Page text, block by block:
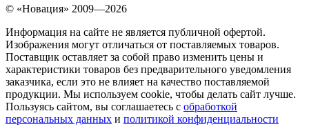
© «Новация» 2009—2026
Информация на сайте не является публичной офертой.
Изображения могут отличаться от поставляемых товаров.
Поставщик оставляет за собой право изменить цены и
характеристики товаров без предварительного уведомления
заказчика, если это не влияет на качество поставляемой
продукции. Мы используем cookie, чтобы делать сайт лучше.
Пользуясь сайтом, вы соглашаетесь с обработкой
персональных данных и политикой конфиденциальности